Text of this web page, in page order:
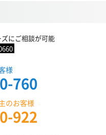
にご相談が可能
様
760
のお客様
922